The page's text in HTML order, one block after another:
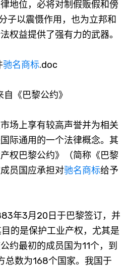
地位，必将对制假贩假和傍
子以震慑作用，也为立邦和
权益提供了强有力的武器。
驰名商标.doc
自《巴黎公约》
场上享有较高声誉并为相关
际通用的一个法律概念。其
权巴黎公约》（简称《巴黎
员国应承担对驰名商标给予
年3月20日于巴黎签订，并
的是保护工业产权，尤其是
约最初的成员国为11个，到
总数为168个国家。我国于